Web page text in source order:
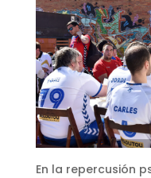
En la repercusión